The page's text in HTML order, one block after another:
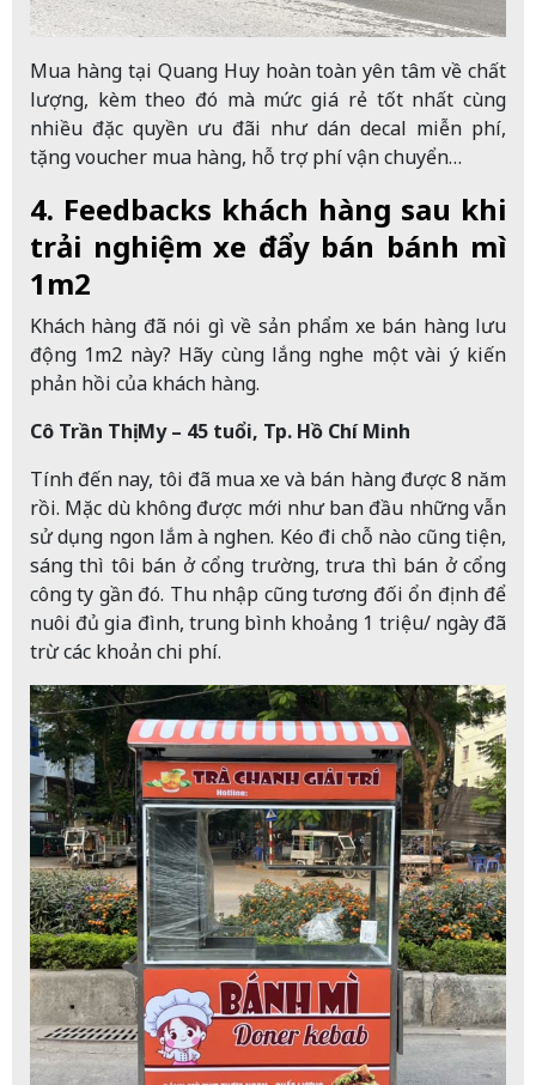
Mua hàng tại Quang Huy hoàn toàn yên tâm về chất
lượng, kèm theo đó mà mức giá rẻ tốt nhất cùng
nhiều đặc quyền ưu đãi như dán decal miễn phí,
tặng voucher mua hàng, hỗ trợ phí vận chuyển…
4. Feedbacks khách hàng sau khi
trải nghiệm xe đẩy bán bánh mì
1m2
Khách hàng đã nói gì về sản phẩm xe bán hàng lưu
động 1m2 này? Hãy cùng lắng nghe một vài ý kiến
phản hồi của khách hàng.
Cô Trần Thị My – 45 tuổi, Tp. Hồ Chí Minh
Tính đến nay, tôi đã mua xe và bán hàng được 8 năm
rồi. Mặc dù không được mới như ban đầu những vẫn
sử dụng ngon lắm à nghen. Kéo đi chỗ nào cũng tiện,
sáng thì tôi bán ở cổng trường, trưa thì bán ở cổng
công ty gần đó. Thu nhập cũng tương đối ổn định để
nuôi đủ gia đình, trung bình khoảng 1 triệu/ ngày đã
trừ các khoản chi phí.